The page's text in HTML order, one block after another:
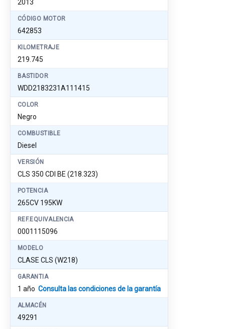
2013
CÓDIGO MOTOR
642853
KILOMETRAJE
219.745
BASTIDOR
WDD2183231A111415
COLOR
Negro
COMBUSTIBLE
Diesel
VERSIÓN
CLS 350 CDI BE (218.323)
POTENCIA
265CV 195KW
REF.EQUIVALENCIA
0001115096
MODELO
CLASE CLS (W218)
GARANTIA
1 año Consulta las condiciones de la garantía
ALMACÉN
49291